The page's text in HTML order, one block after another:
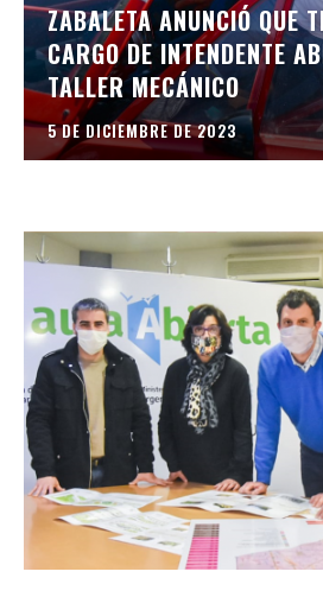
ZABALETA ANUNCIÓ QUE
CARGO DE INTENDENTE
TALLER MECÁNICO
5 DE DICIEMBRE DE 2023